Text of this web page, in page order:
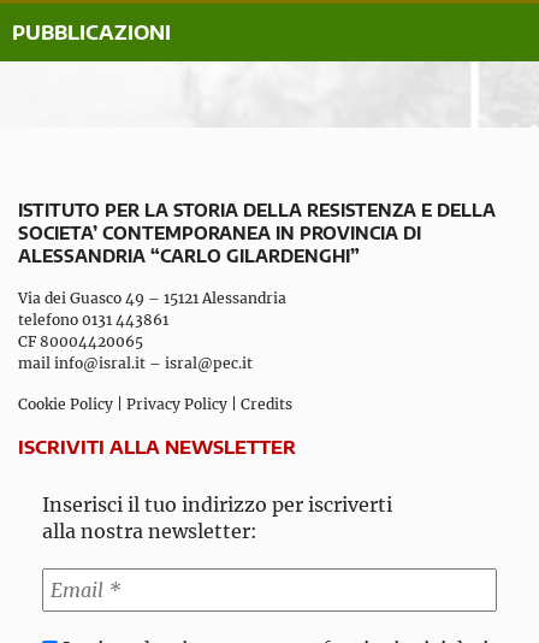
PUBBLICAZIONI
ISTITUTO PER LA STORIA DELLA RESISTENZA E DELLA
SOCIETA’ CONTEMPORANEA IN PROVINCIA DI
ALESSANDRIA “CARLO GILARDENGHI”
Via dei Guasco 49 – 15121 Alessandria
telefono 0131 443861
CF 80004420065
mail info@isral.it – isral@pec.it
Cookie Policy Privacy Policy Credits
ISCRIVITI ALLA NEWSLETTER
Inserisci il tuo indirizzo per iscriverti
alla nostra newsletter: